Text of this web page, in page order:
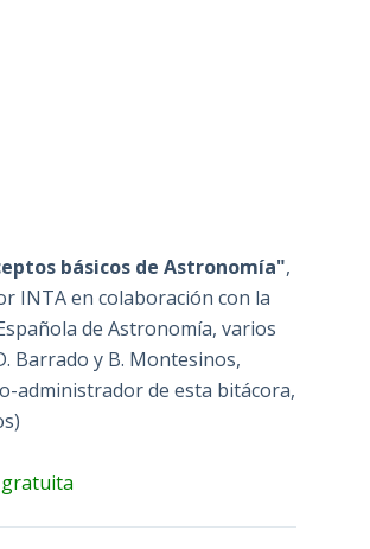
básicos de Astronomía",
INTA en colaboración con la
de Astronomía, varios
Barrado y B. Montesinos,
administrador de esta bitácora,